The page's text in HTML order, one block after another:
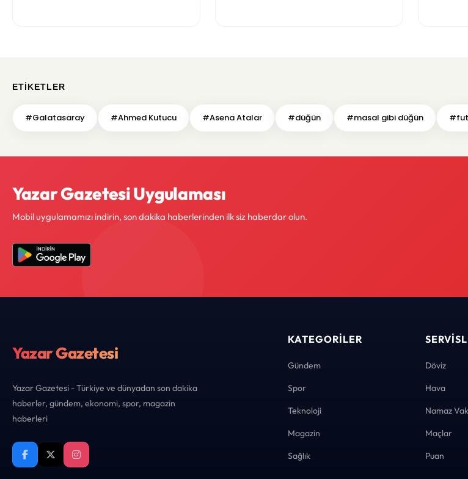
ETIKETLER
#Galatasaray #Ahmed Kutucu #Asena Atalar #düğün #masal gibi düğün
Yazar Gazetesi Uygulaması
Mobil uygulamamızı indirin, son dakika haberlerinden ilk siz haberdar olun.
Yazar Gazetesi
Yazar Gazetesi - Türkiye ve dünyadan son dakika
haberler, gündem, ekonomi, spor, magazin
haberleri
KATEGORILER
Gündem
Spor
Teknoloji
Magazin
Sağlık
Döviz
Hava
Namaz
Maçlar
Puan